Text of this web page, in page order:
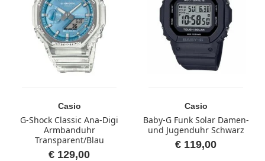
Casio
G-Shock Classic Ana-Digi
Armbanduhr
Transparent/Blau
€ 129,00
Casio
Baby-G Funk Solar Damen-
und Jugenduhr Schwarz
€ 119,00